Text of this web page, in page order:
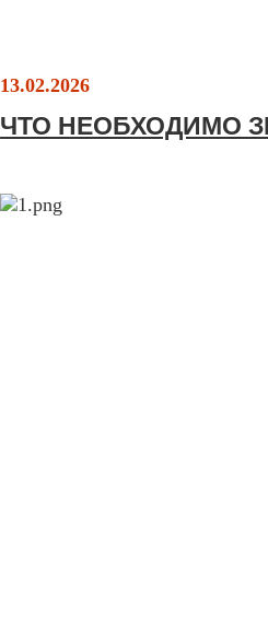
13.02.2026
ЧТО НЕОБХОДИМО